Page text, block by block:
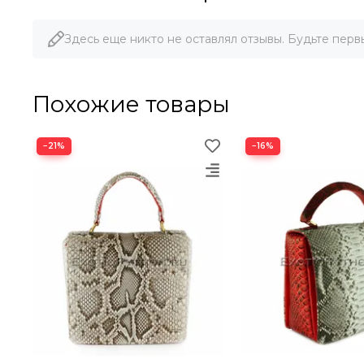
Здесь еще никто не оставлял отзывы. Будьте
Похожие товары
−21% −16%